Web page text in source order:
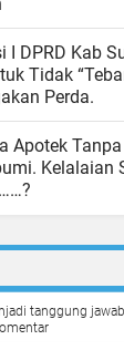
I DPRD Kab
Tidak “Tebang
Perda.
Apotek
Kelalaian
tanggung